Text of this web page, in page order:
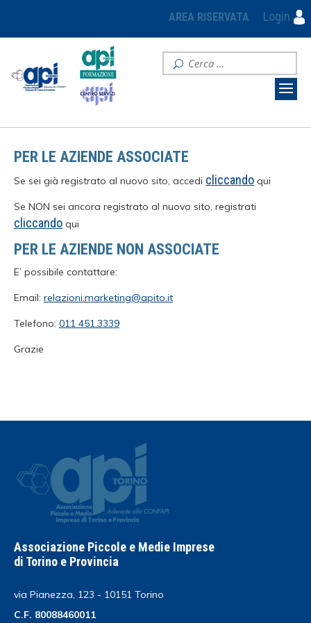
AREA RISERVATA Login
PER LE AZIENDE ASSOCIATE
Se sei già registrato al nuovo sito, accedi cliccando qui
Se NON sei ancora registrato al nuovo sito, registrati
cliccando qui
PER LE AZIENDE NON ASSOCIATE
E’ possibile contattare:
Email: relazioni.marketing@apito.it
Telefono: 011 451.3339
Grazie
Associazione Piccole e Medie Imprese
di Torino e Provincia
via Pianezza, 123 - 10151 Torino
C.F. 80088460011